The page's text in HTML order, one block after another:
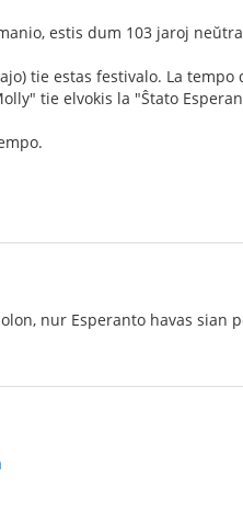
estis dum 103 jaroj
tie estas festivalo. La
tie elvokis la "Ŝtato
nur Esperanto havas sian